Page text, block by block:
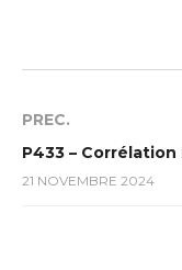
PREC.
21 NOVEMBRE 2024